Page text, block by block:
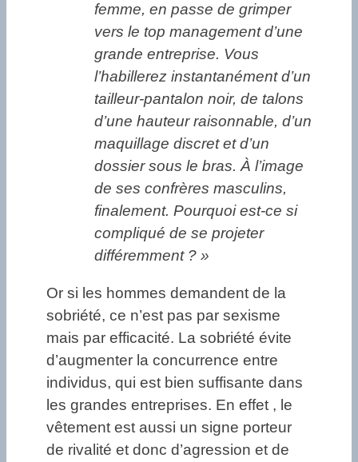
femme, en passe de grimper
vers le top management d’une
grande entreprise. Vous
l’habillerez instantanément d’un
tailleur-pantalon noir, de talons
d’une hauteur raisonnable, d’un
maquillage discret et d’un
dossier sous le bras. À l’image
de ses confrères masculins,
finalement. Pourquoi est-ce si
compliqué de se projeter
différemment ? »
Or si les hommes demandent de la
sobriété, ce n’est pas par sexisme
mais par efficacité. La sobriété évite
d’augmenter la concurrence entre
individus, qui est bien suffisante dans
les grandes entreprises. En effet , le
vêtement est aussi un signe porteur
de rivalité et donc d’agression et de